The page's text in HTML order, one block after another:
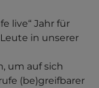
live“ Jahr für
in unserer
um auf sich
(be)greifbarer